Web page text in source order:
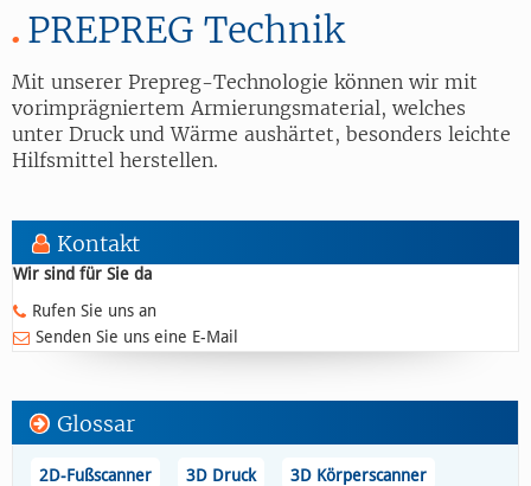
PREPREG Technik
Mit unserer Prepreg-Technologie können wir mit
vorimprägniertem Armierungsmaterial, welches
unter Druck und Wärme aushärtet, besonders leichte
Hilfsmittel herstellen.
Kontakt
Wir sind für Sie da
Rufen Sie uns an
Senden Sie uns eine E-Mail
Glossar
2D-Fußscanner 3D Druck 3D Körperscanner